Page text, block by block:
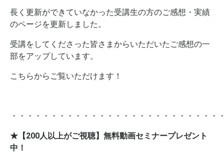
長く更新ができていなかった受講生の方のご感想・実績
のページを更新しました。
受講をしてくださった皆さまからいただいたご感想の一
部をアップしています。
こちらからご覧いただけます！
・・・・・・・・・・・・・・・・・・・・・・・・・・
★【200人以上がご視聴】無料動画セミナープレゼント
中！